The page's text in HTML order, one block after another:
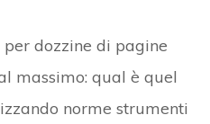
dozzine di pagine
massimo: qual è quel
norme strumenti